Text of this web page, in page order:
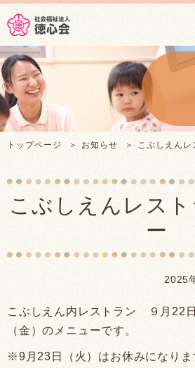
トップページ お知らせ こぶしえんレ
こぶしえんレス
ー
2025
こぶしえん内レストラン ９月22
（金）のメニューです。
※9月23日（火）はお休みになりま